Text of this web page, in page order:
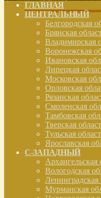
ГЛАВНАЯ
ЦЕНТРАЛЬНЫЙ
Белгородская
Брянская
Владимирская
Воронежская
Ивановская
Липецкая
Московская
Орловская
Рязанская
Смоленская
Тамбовская
Тверская
Тульская
Ярославская
С-ЗАПАДНЫЙ
Архангельская
Вологодская
Ленинградская
Мурманская